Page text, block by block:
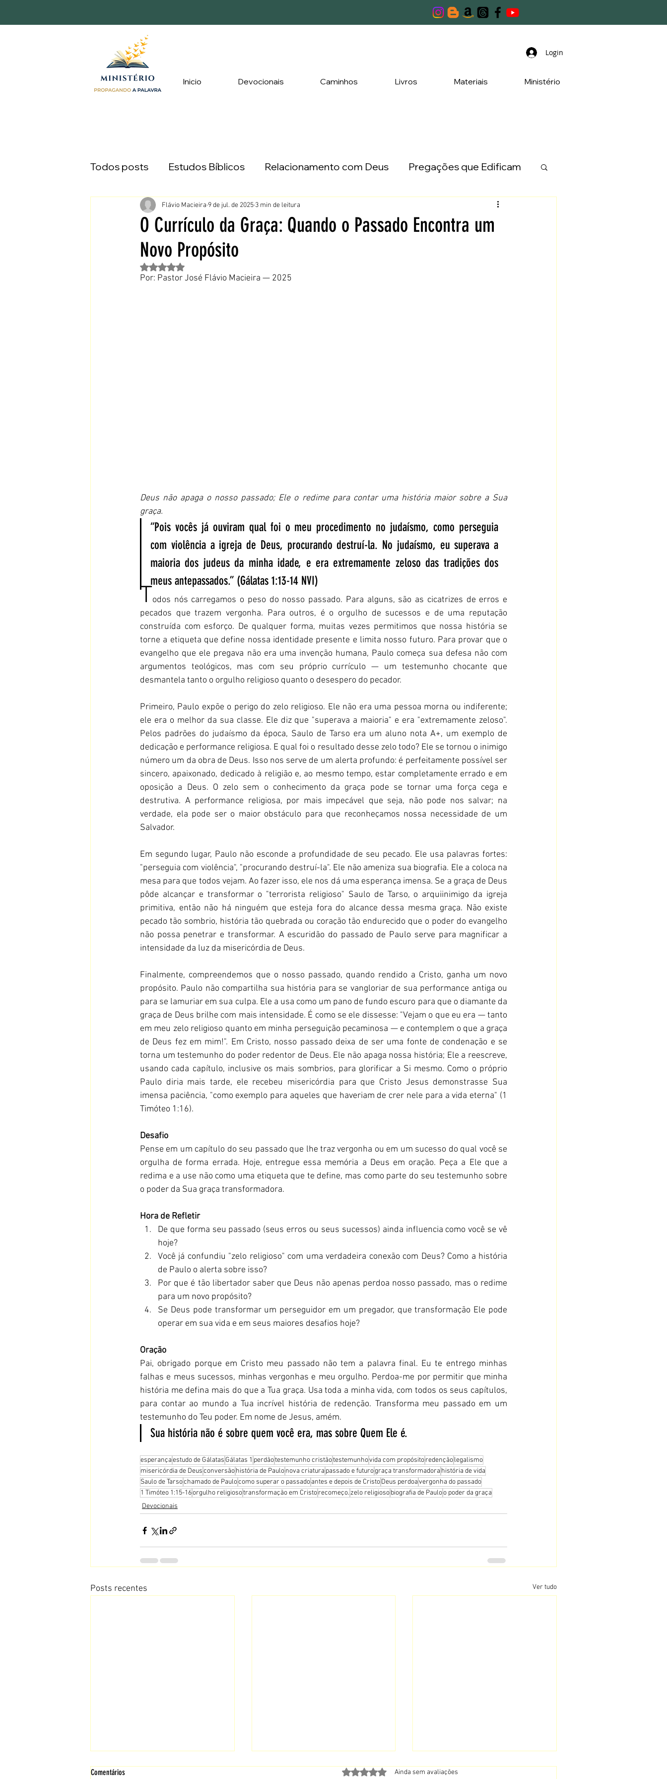
Login
Inicio Devocionais Caminhos Livros Materiais Ministério
Todos posts Estudos Bíblicos Relacionamento com Deus Pregações que Edificam
Devocionais Caminhada a Três Lançamentos
Coração cansado — descanso na graça
O Currículo da Graça: Quando o Passado Encontra um
Novo Propósito
Flávio Macieira 9 de jul. de 2025 3 min de leitura
Avaliado com NaN de 5 estrelas.
Por: Pastor José Flávio Macieira — 2025
Deus não apaga o nosso passado; Ele o redime para contar uma história maior sobre a Sua
graça.
“Pois vocês já ouviram qual foi o meu procedimento no judaísmo, como perseguia
com violência a igreja de Deus, procurando destruí-la. No judaísmo, eu superava a
maioria dos judeus da minha idade, e era extremamente zeloso das tradições dos
meus antepassados.” (Gálatas 1:13-14 NVI)
Todos nós carregamos o peso do nosso passado. Para alguns, são as cicatrizes de erros e
pecados que trazem vergonha. Para outros, é o orgulho de sucessos e de uma reputação
construída com esforço. De qualquer forma, muitas vezes permitimos que nossa história se
torne a etiqueta que define nossa identidade presente e limita nosso futuro. Para provar que o
evangelho que ele pregava não era uma invenção humana, Paulo começa sua defesa não com
argumentos teológicos, mas com seu próprio currículo — um testemunho chocante que
desmantela tanto o orgulho religioso quanto o desespero do pecador.
Primeiro, Paulo expõe o perigo do zelo religioso. Ele não era uma pessoa morna ou indiferente;
ele era o melhor da sua classe. Ele diz que "superava a maioria" e era "extremamente zeloso".
Pelos padrões do judaísmo da época, Saulo de Tarso era um aluno nota A+, um exemplo de
dedicação e performance religiosa. E qual foi o resultado desse zelo todo? Ele se tornou o inimigo
número um da obra de Deus. Isso nos serve de um alerta profundo: é perfeitamente possível ser
sincero, apaixonado, dedicado à religião e, ao mesmo tempo, estar completamente errado e em
oposição a Deus. O zelo sem o conhecimento da graça pode se tornar uma força cega e
destrutiva. A performance religiosa, por mais impecável que seja, não pode nos salvar; na
verdade, ela pode ser o maior obstáculo para que reconheçamos nossa necessidade de um
Salvador.
Em segundo lugar, Paulo não esconde a profundidade de seu pecado. Ele usa palavras fortes:
"perseguia com violência", "procurando destruí-la". Ele não ameniza sua biografia. Ele a coloca na
mesa para que todos vejam. Ao fazer isso, ele nos dá uma esperança imensa. Se a graça de Deus
pôde alcançar e transformar o "terrorista religioso" Saulo de Tarso, o arquiinimigo da igreja
primitiva, então não há ninguém que esteja fora do alcance dessa mesma graça. Não existe
pecado tão sombrio, história tão quebrada ou coração tão endurecido que o poder do evangelho
não possa penetrar e transformar. A escuridão do passado de Paulo serve para magnificar a
intensidade da luz da misericórdia de Deus.
Finalmente, compreendemos que o nosso passado, quando rendido a Cristo, ganha um novo
propósito. Paulo não compartilha sua história para se vangloriar de sua performance antiga ou
para se lamuriar em sua culpa. Ele a usa como um pano de fundo escuro para que o diamante da
graça de Deus brilhe com mais intensidade. É como se ele dissesse: "Vejam o que eu era — tanto
em meu zelo religioso quanto em minha perseguição pecaminosa — e contemplem o que a graça
de Deus fez em mim!". Em Cristo, nosso passado deixa de ser uma fonte de condenação e se
torna um testemunho do poder redentor de Deus. Ele não apaga nossa história; Ele a reescreve,
usando cada capítulo, inclusive os mais sombrios, para glorificar a Si mesmo. Como o próprio
Paulo diria mais tarde, ele recebeu misericórdia para que Cristo Jesus demonstrasse Sua
imensa paciência, "como exemplo para aqueles que haveriam de crer nele para a vida eterna" (1
Timóteo 1:16).
Desafio
Pense em um capítulo do seu passado que lhe traz vergonha ou em um sucesso do qual você se
orgulha de forma errada. Hoje, entregue essa memória a Deus em oração. Peça a Ele que a
redima e a use não como uma etiqueta que te define, mas como parte do seu testemunho sobre
o poder da Sua graça transformadora.
Hora de Refletir
De que forma seu passado (seus erros ou seus sucessos) ainda influencia como você se vê
hoje?
Você já confundiu "zelo religioso" com uma verdadeira conexão com Deus? Como a história
de Paulo o alerta sobre isso?
Por que é tão libertador saber que Deus não apenas perdoa nosso passado, mas o redime
para um novo propósito?
Se Deus pode transformar um perseguidor em um pregador, que transformação Ele pode
operar em sua vida e em seus maiores desafios hoje?
Oração
Pai, obrigado porque em Cristo meu passado não tem a palavra final. Eu te entrego minhas
falhas e meus sucessos, minhas vergonhas e meu orgulho. Perdoa-me por permitir que minha
história me defina mais do que a Tua graça. Usa toda a minha vida, com todos os seus capítulos,
para contar ao mundo a Tua incrível história de redenção. Transforma meu passado em um
testemunho do Teu poder. Em nome de Jesus, amém.
Sua história não é sobre quem você era, mas sobre Quem Ele é.
esperançaestudo de Gálatas Gálatas 1 perdãotestemunho cristãotestemunhovida com propósitoredençãolegalismo
misericórdia de Deusconversãohistória de Paulonova criatura passado e futurograça transformadora história de vida
Saulo de Tarsochamado de Paulocomo superar o passadoantes e depois de CristoDeus perdoavergonha do passado
1 Timóteo 1:15-16orgulho religiosotransformação em Cristorecomeço.zelo religiosobiografia de Pauloo poder da graça
Devocionais
Posts recentes Ver tudo
Comentários Avaliado com 0 de 5 estrelas.
Ainda sem avaliações